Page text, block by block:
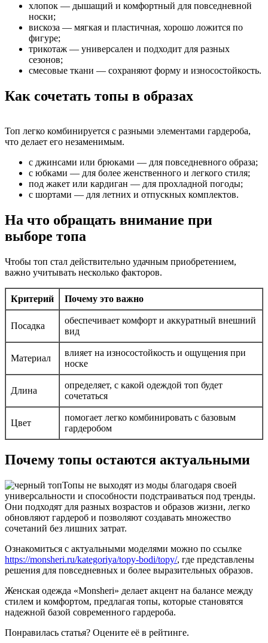
хлопок — дышащий и комфортный для повседневной
носки;
вискоза — мягкая и пластичная, хорошо ложится по
фигуре;
трикотаж — универсален и подходит для разных
сезонов;
смесовые ткани — сохраняют форму и износостойкость.
Как сочетать топы в образах
Топ легко комбинируется с разными элементами гардероба,
что делает его незаменимым.
с джинсами или брюками — для повседневного образа;
с юбками — для более женственного и легкого стиля;
под жакет или кардиган — для прохладной погоды;
с шортами — для летних и отпускных комплектов.
На что обращать внимание при
выборе топа
Чтобы топ стал действительно удачным приобретением,
важно учитывать несколько факторов.
Критерий Почему это важно
Посадка
обеспечивает комфорт и аккуратный внешний
вид
Материал
влияет на износостойкость и ощущения при
носке
Длина
определяет, с какой одеждой топ будет
сочетаться
Цвет
помогает легко комбинировать с базовым
гардеробом
Почему топы остаются актуальными
Топы не выходят из моды благодаря своей
универсальности и способности подстраиваться под тренды.
Они подходят для разных возрастов и образов жизни, легко
обновляют гардероб и позволяют создавать множество
сочетаний без лишних затрат.
Ознакомиться с актуальными моделями можно по ссылке
https://monsheri.ru/kategoriya/topy-bodi/topy/, где представлены
решения для повседневных и более выразительных образов.
Женская одежда «Monsheri» делает акцент на балансе между
стилем и комфортом, предлагая топы, которые становятся
надежной базой современного гардероба.
Понравилась статья? Оцените её в рейтинге.